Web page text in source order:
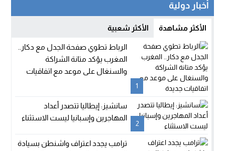
أخبار دولية
الأكثر مشاهدة الأكثر شعبية
1
الرباط تطوي صفحة الجدل مع دكار..
المغرب يؤكد متانة الشراكة
والسنغال على موعد مع اتفاقيات
2
سانشيز: إيطاليا تتصدر أعداد
المهاجرين وإسبانيا ليست الاستثناء
ترامب يجدد اعتراف واشنطن بسيادة